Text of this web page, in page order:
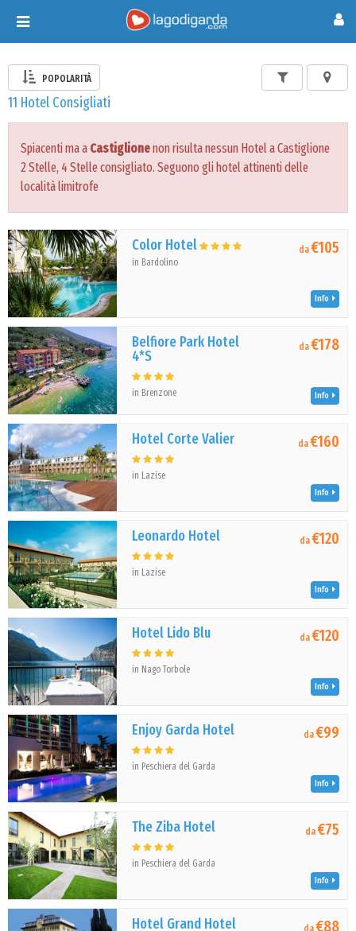
Toggle
navigation
POPOLARITÀ
11 Hotel Consigliati
Spiacenti ma a Castiglionenon risulta nessun Hotel a Castiglione
2 Stelle, 4 Stelle consigliato. Seguono gli hotel attinenti delle
località limitrofe
Color Hotel
in Bardolino
da€105
Info
Belfiore Park Hotel
4*S
in Brenzone
da€178
Info
Hotel Corte Valier
in Lazise
da€160
Info
Leonardo Hotel
in Lazise
da€120
Info
Hotel Lido Blu
in Nago Torbole
da€120
Info
Enjoy Garda Hotel
in Peschiera del Garda
da€99
Info
The Ziba Hotel
in Peschiera del Garda
da€75
Info
Hotel Grand Hotel
da€88